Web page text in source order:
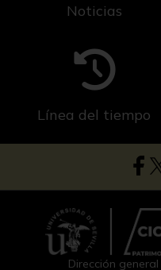
Noticias
Línea del tiempo
Dirección